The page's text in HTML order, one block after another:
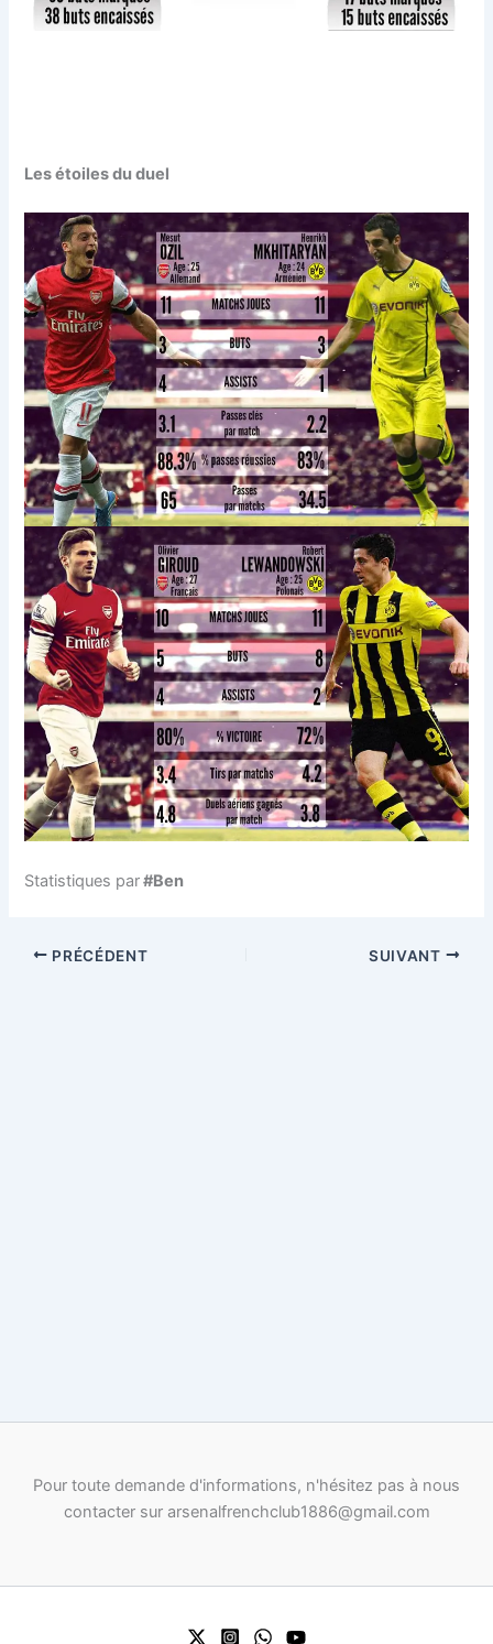
Les étoiles du duel
Statistiques par#Ben
PRÉCÉDENT SUIVANT
Pour toute demande d'informations, n'hésitez pas à nous
contacter sur arsenalfrenchclub1886@gmail.com